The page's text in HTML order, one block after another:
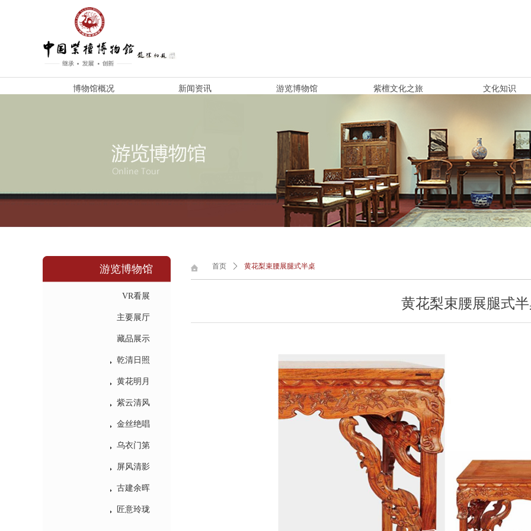
博物馆概况 新闻资讯 游览博物馆 紫檀文化之旅 文化知识
首页 ꄲ 黄花梨束腰展腿式半桌
黄花梨束腰展腿式
游览博物馆
VR看展
主要展厅
藏品展示
뀧 乾清日照
뀧 黄花明月
뀧 紫云清风
뀧 金丝绝唱
뀧 乌衣门第
뀧 屏风清影
뀧 古建余晖
뀧 匠意玲珑